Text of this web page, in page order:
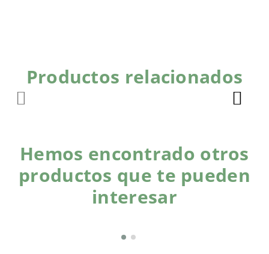
Productos relacionados
Hemos encontrado otros
productos que te pueden
interesar